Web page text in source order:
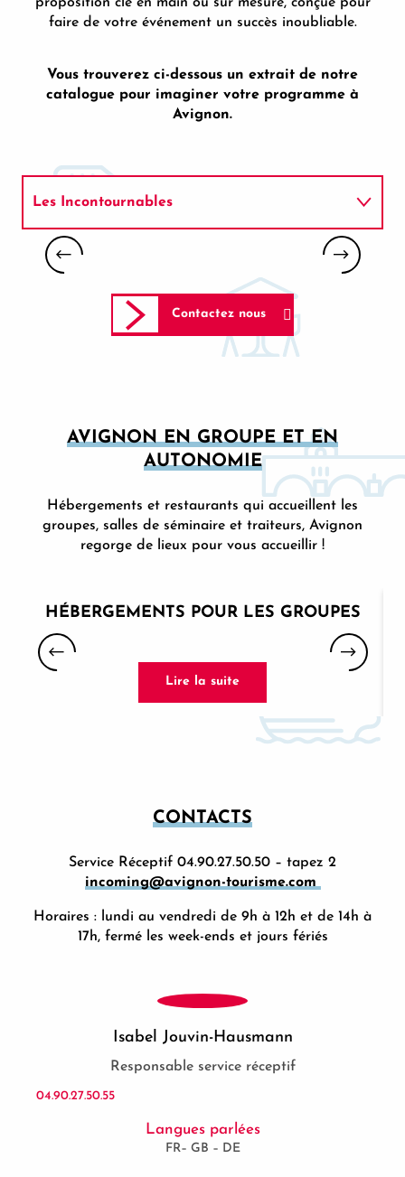
faire de votre événement un succès inoubliable.
Vous trouverez ci-dessous un extrait de notre
catalogue pour imaginer votre programme à
Avignon.
Les Incontournables
Départ d’Avignon
En exclusivité
VOYAGE AU COEUR DE L’HISTOIRE
PAPALE
Contactez nous
AVIGNON EN GROUPE ET EN
AUTONOMIE
Hébergements et restaurants qui accueillent les
groupes, salles de séminaire et traiteurs, Avignon
regorge de lieux pour vous accueillir !
HÉBERGEMENTS POUR LES GROUPES
Lire la suite
CONTACTS
Service Réceptif 04.90.27.50.50 – tapez 2
incoming@avignon-tourisme.com
Horaires : lundi au vendredi de 9h à 12h et de 14h à
17h, fermé les week-ends et jours fériés
Isabel Jouvin-Hausmann
Responsable service réceptif
04.90.27.50.55
Langues parlées
FR– GB – DE